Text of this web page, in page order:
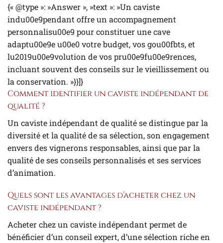
{« @type »: »Answer », »text »: »Un caviste
indu00e9pendant offre un accompagnement
personnalisu00e9 pour constituer une cave
adaptu00e9e u00e0 votre budget, vos gou00fbts, et
lu2019u00e9volution de vos pru00e9fu00e9rences,
incluant souvent des conseils sur le vieillissement ou
la conservation. »}}]}
Comment identifier un caviste indépendant de
qualité ?
Un caviste indépendant de qualité se distingue par la
diversité et la qualité de sa sélection, son engagement
envers des vignerons responsables, ainsi que par la
qualité de ses conseils personnalisés et ses services
d’animation.
Quels sont les avantages d’acheter chez un
caviste indépendant ?
Acheter chez un caviste indépendant permet de
bénéficier d’un conseil expert, d’une sélection riche en